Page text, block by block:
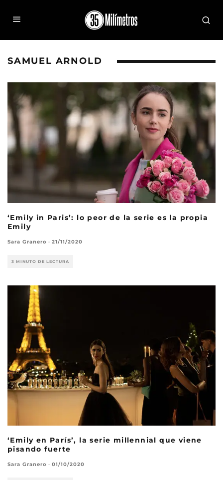
SAMUEL ARNOLD
‘Emily in Paris’: lo peor de la serie es la propia
Emily
Sara Granero · 21/11/2020
3 MINUTO DE LECTURA
‘Emily en París’, la serie millennial que viene
pisando fuerte
Sara Granero · 01/10/2020